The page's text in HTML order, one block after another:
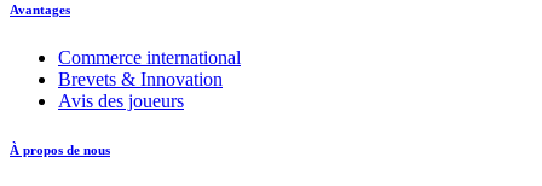
Avantages
Commerce international
Brevets & Innovation
Avis des joueurs
À propos de nous